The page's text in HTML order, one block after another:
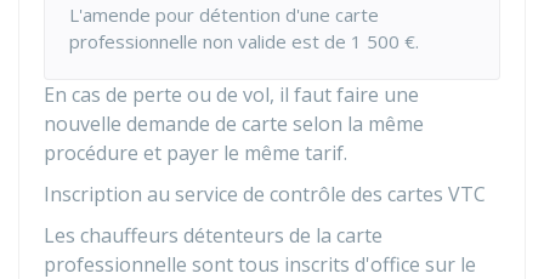
L'amende pour détention d'une carte
professionnelle non valide est de 1 500 €.
En cas de perte ou de vol, il faut faire une
nouvelle demande de carte selon la même
procédure et payer le même tarif.
Inscription au service de contrôle des cartes VTC
Les chauffeurs détenteurs de la carte
professionnelle sont tous inscrits d'office sur le